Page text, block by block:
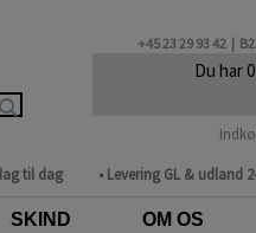
Du har
+45 23 29 93 42 |
til dag • Levering GL & udland
SKIND OM OS